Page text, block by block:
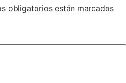
obligatorios están marcados